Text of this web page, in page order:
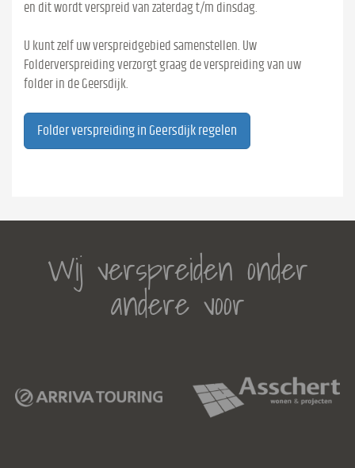
en dit wordt verspreid van zaterdag t/m dinsdag.
U kunt zelf uw verspreidgebied samenstellen. Uw
Folderverspreiding verzorgt graag de verspreiding van uw
folder in de Geersdijk.
Folder verspreiding in Geersdijk regelen
Wij verspreiden onder
andere voor